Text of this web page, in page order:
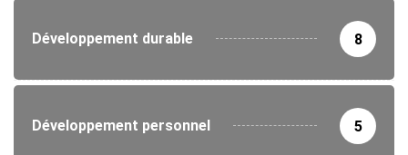
Développement durable 8
Développement personnel 5